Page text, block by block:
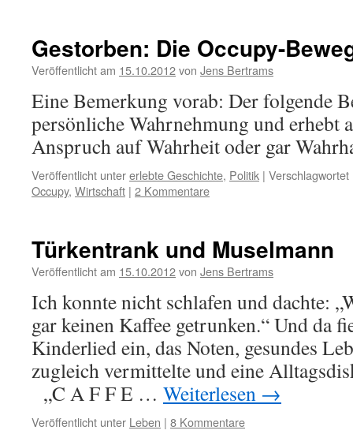
Gestorben: Die Occupy-
Veröffentlicht am 15.10.2012von Jens Bertrams
Eine Bemerkung vorab: Der folgende
persönliche Wahrnehmung und erhebt
Anspruch auf Wahrheit oder gar
Veröffentlicht untererlebte Geschichte, Politik | Verschlagwortet
Occupy, Wirtschaft | 2 Kommentare
Türkentrank und Muselmann
Veröffentlicht am 15.10.2012von Jens Bertrams
Ich konnte nicht schlafen und dachte:
gar keinen Kaffee getrunken.“ Und da
Kinderlied ein, das Noten, gesundes
zugleich vermittelte und eine
„C A F F E … Weiterlesen →
Veröffentlicht unter Leben | 8 Kommentare